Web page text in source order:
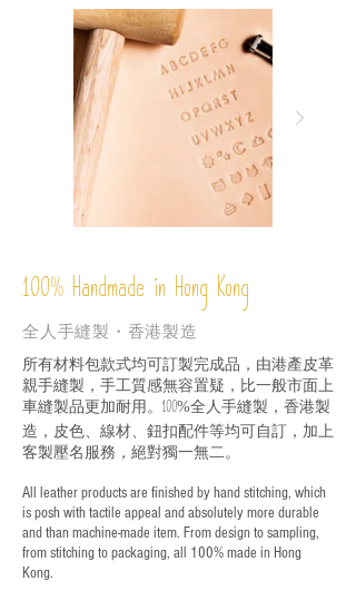
100% Handmade in Hong Kong
全人手縫製・香港製造
所有材料包款式均可訂製完成品，由港產皮革
親手縫製，手工質感無容置疑，比一般市面上
車縫製品更加耐用。 100%全人手縫製，香港製
造，皮色、線材、鈕扣配件等均可自訂，加上
客製壓名服務，絕對獨一無二。
All leather products are finished by hand stitching, which
is posh with tactile appeal and absolutely more durable
and than machine-made item. From design to sampling,
from stitching to packaging, all 100% made in Hong
Kong.